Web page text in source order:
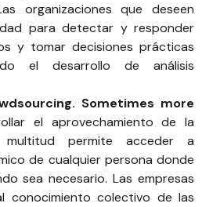
organizaciones que deseen
para detectar y responder
y tomar decisiones prácticas
el desarrollo de análisis
Sometimes more
el aprovechamiento de la
permite acceder a
de cualquier persona donde
sea necesario. Las empresas
conocimiento colectivo de las